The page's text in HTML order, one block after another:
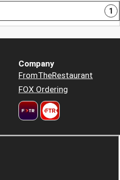
1
Company
FromTheRestaurant
FOX Ordering